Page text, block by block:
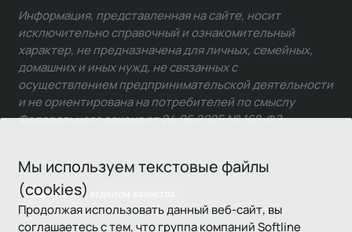
Мы используем текстовые файлы
(cookies)
Продолжая использовать данный веб-сайт, вы
соглашаетесь с тем, что группа компаний Softline
Связаться с отделом качества
Информация, представленная на сайте, носит
исключительно справочный и ознакомительный
характер, не предназначена для личных, семейных,
домашних и иных нужд, не связанных с
осуществлением предпринимательской деятельности
и не ориентирована на потребителей по смыслу
Федерального закона от 24.06.2025 № 168-ФЗ.